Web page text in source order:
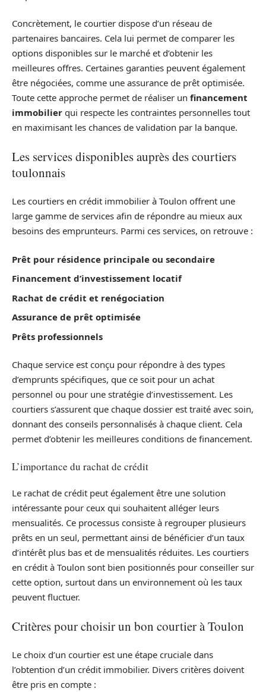
Concrètement, le courtier dispose d’un réseau de
partenaires bancaires. Cela lui permet de comparer les
options disponibles sur le marché et d’obtenir les
meilleures offres. Certaines garanties peuvent également
être négociées, comme une assurance de prêt optimisée.
Toute cette approche permet de réaliser un financement
immobilier qui respecte les contraintes personnelles tout
en maximisant les chances de validation par la banque.
Les services disponibles auprès des courtiers
toulonnais
Les courtiers en crédit immobilier à Toulon offrent une
large gamme de services afin de répondre au mieux aux
besoins des emprunteurs. Parmi ces services, on retrouve :
Prêt pour résidence principale ou secondaire
Financement d’investissement locatif
Rachat de crédit et renégociation
Assurance de prêt optimisée
Prêts professionnels
Chaque service est conçu pour répondre à des types
d’emprunts spécifiques, que ce soit pour un achat
personnel ou pour une stratégie d’investissement. Les
courtiers s’assurent que chaque dossier est traité avec soin,
donnant des conseils personnalisés à chaque client. Cela
permet d’obtenir les meilleures conditions de financement.
L’importance du rachat de crédit
Le rachat de crédit peut également être une solution
intéressante pour ceux qui souhaitent alléger leurs
mensualités. Ce processus consiste à regrouper plusieurs
prêts en un seul, permettant ainsi de bénéficier d’un taux
d’intérêt plus bas et de mensualités réduites. Les courtiers
en crédit à Toulon sont bien positionnés pour conseiller sur
cette option, surtout dans un environnement où les taux
peuvent fluctuer.
Critères pour choisir un bon courtier à Toulon
Le choix d’un courtier est une étape cruciale dans
l’obtention d’un crédit immobilier. Divers critères doivent
être pris en compte :